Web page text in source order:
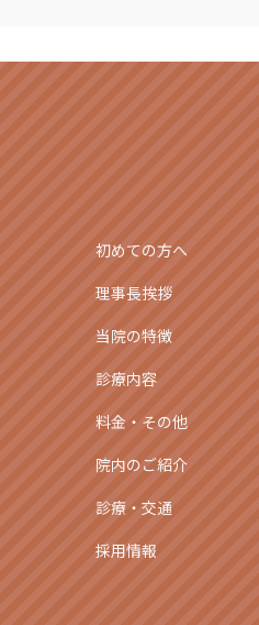
初めての方へ
理事長挨拶
当院の特徴
診療内容
料金・その他
院内のご紹介
診療・交通
採用情報